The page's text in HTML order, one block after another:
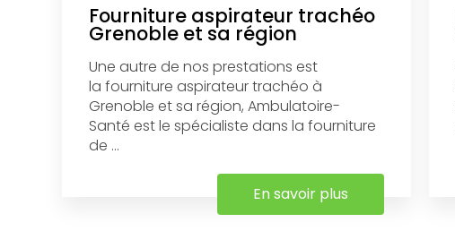
Fourniture aspirateur trachéo
Grenoble et sa région
Une autre de nos prestations est
la fourniture aspirateur trachéo à
Grenoble et sa région, Ambulatoire-
Santé est le spécialiste dans la fourniture
de ...
En savoir plus